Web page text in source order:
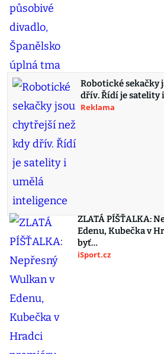
Robotické sekačky
dřív. Řídí je satelity
Reklama
ZLATÁ PÍŠŤALKA:
Edenu, Kubečka v
byť…
iSport.cz